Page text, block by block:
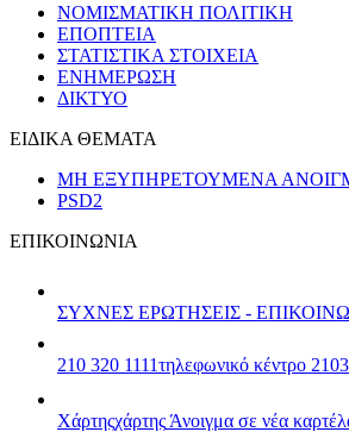
ΝΟΜΙΣΜΑΤΙΚΗ ΠΟΛΙΤΙΚΗ
ΕΠΟΠΤΕΙΑ
ΣΤΑΤΙΣΤΙΚΑ ΣΤΟΙΧΕΙΑ
ΕΝΗΜΕΡΩΣΗ
ΔΙΚΤΥΟ
ΕΙΔΙΚΑ ΘΕΜΑΤΑ
ΜΗ ΕΞΥΠΗΡΕΤΟΥΜΕΝΑ
PSD2
ΕΠΙΚΟΙΝΩΝΙΑ
ΣΥΧΝΕΣ ΕΡΩΤΗΣΕΙΣ -
210 320 1111τηλεφωνικό κέντρο
Χάρτηςχάρτης Άνοιγμα σε νέα